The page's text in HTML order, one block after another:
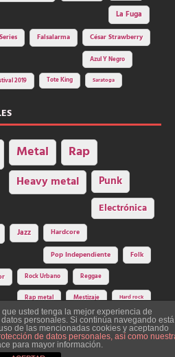
La Fuga
Falsalarma César Strawberry
Azul Y Negro
2019 Tote King Saratoga
Metal Rap
Heavy metal Punk
Electrónica
Jazz Hardcore
Pop Independiente Folk
Rock Urbano Reggae
Rap metal Mestizaje Hard rock
del Ritmo Art Studio. Edita: Asociación
Y Dale Ritmo!
usted tenga la mejor experiencia de
personales. Si continúa navegando está
de las mencionadas cookies y aceptando
de datos personales, así como
para mayor información.